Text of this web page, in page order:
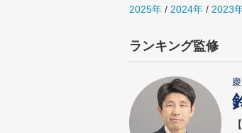
2025年 / 2024年 / 2023
ランキング監修